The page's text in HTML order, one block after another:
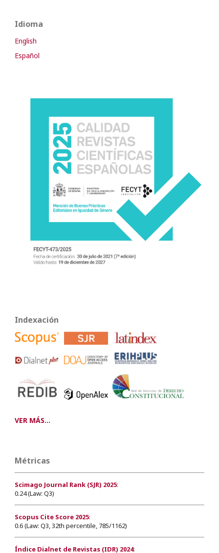
Idioma
English
Español
Indexación
VER MÁS...
Métricas
Scimago Journal Rank (SJR) 2025:
0.24 (Law: Q3)
Scopus Cite Score 2025:
0.6 (Law: Q3, 32th percentile, 785/1162)
Índice Dialnet de Revistas (IDR) 2024: